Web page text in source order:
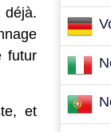
déjà.
futur
et